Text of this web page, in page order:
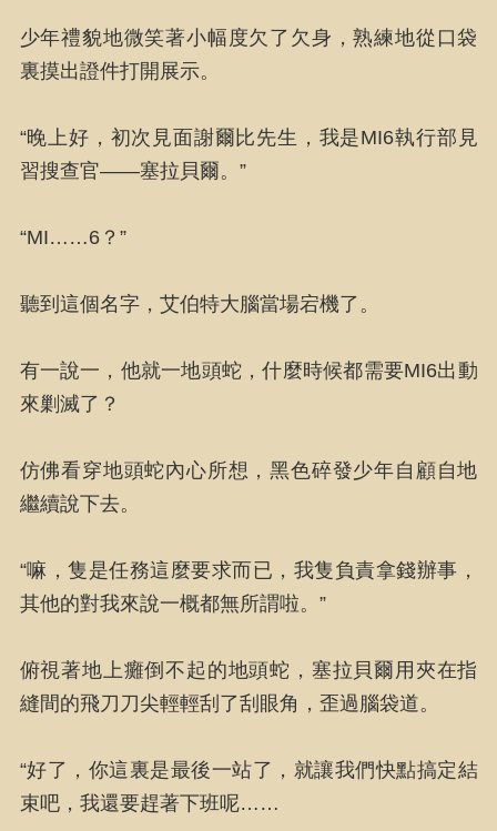
少年禮貌地微笑著小幅度欠了欠身，熟練地從口袋
裏摸出證件打開展示。
“晚上好，初次見面謝爾比先生，我是MI6執行部見
習搜查官——塞拉貝爾。”
“MI……6？”
聽到這個名字，艾伯特大腦當場宕機了。
有一說一，他就一地頭蛇，什麼時候都需要MI6出動
來剿滅了？
仿佛看穿地頭蛇內心所想，黑色碎發少年自顧自地
繼續說下去。
“嘛，隻是任務這麼要求而已，我隻負責拿錢辦事，
其他的對我來說一概都無所謂啦。”
俯視著地上癱倒不起的地頭蛇，塞拉貝爾用夾在指
縫間的飛刀刀尖輕輕刮了刮眼角，歪過腦袋道。
“好了，你這裏是最後一站了，就讓我們快點搞定結
束吧，我還要趕著下班呢……